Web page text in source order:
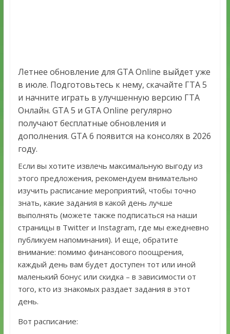
Летнее обновление для GTA Online выйдет уже
в июле. Подготовьтесь к нему, скачайте ГТА 5
и начните играть в улучшенную версию ГТА
Онлайн. GTA 5 и GTA Online регулярно
получают бесплатные обновления и
дополнения. GTA 6 появится на консолях в 2026
году.
Если вы хотите извлечь максимальную выгоду из
этого предложения, рекомендуем внимательно
изучить расписание мероприятий, чтобы точно
знать, какие задания в какой день лучше
выполнять (можете также подписаться на наши
страницы в Twitter и Instagram, где мы ежедневно
публикуем напоминания). И еще, обратите
внимание: помимо финансового поощрения,
каждый день вам будет доступен тот или иной
маленький бонус или скидка – в зависимости от
того, кто из знакомых раздает задания в этот
день.
Вот расписание: